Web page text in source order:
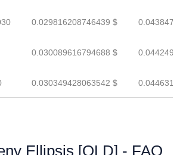
0.029816208746439 $
0.030089616794688 $
0.030349428063542 $
Ellipsis [OLD] - FAQ